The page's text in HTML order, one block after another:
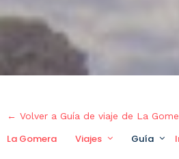
← Volver a Guía de viaje de La
La Gomera Viajes Guía